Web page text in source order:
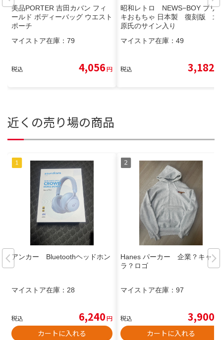
美品PORTER 吉田カバン フィ
ールド ボディーバッグ ウエスト
ポーチ
マイストア在庫： 79
税込 4,056円
昭和レトロ NEWS−BOY ブリ
キおもちゃ 日本製 復刻版 北
原氏のサイン入り
マイストア在庫： 49
税込 3,182
近くの売り場の商品
アンカー Bluetoothヘッドホン
マイストア在庫： 28
税込 6,240円
カートに入れる
Hanes パーカー 企業？キャ
ラ？ロゴ
マイストア在庫： 97
税込 3,900
カートに入れる